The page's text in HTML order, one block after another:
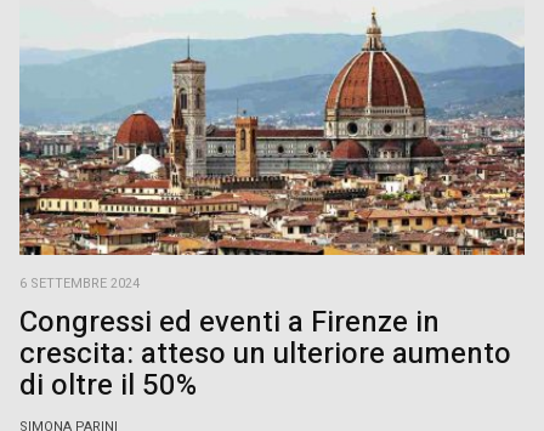
6 SETTEMBRE 2024
Congressi ed eventi a Firenze in
crescita: atteso un ulteriore aumento
di oltre il 50%